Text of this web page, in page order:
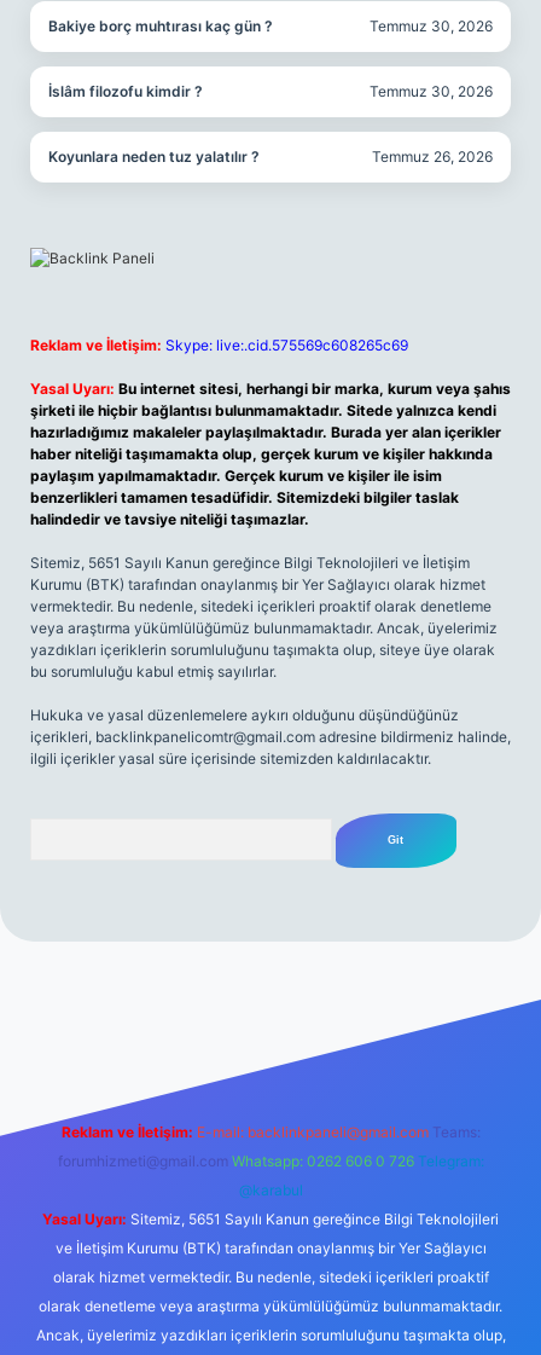
Bakiye borç muhtırası kaç gün ? Temmuz 30, 2026
İslâm filozofu kimdir ? Temmuz 30, 2026
Koyunlara neden tuz yalatılır ? Temmuz 26, 2026
Reklam ve İletişim: Skype: live:.cid.575569c608265c69
Yasal Uyarı: Bu internet sitesi, herhangi bir marka, kurum veya şahıs
şirketi ile hiçbir bağlantısı bulunmamaktadır. Sitede yalnızca kendi
hazırladığımız makaleler paylaşılmaktadır. Burada yer alan içerikler
haber niteliği taşımamakta olup, gerçek kurum ve kişiler hakkında
paylaşım yapılmamaktadır. Gerçek kurum ve kişiler ile isim
benzerlikleri tamamen tesadüfidir. Sitemizdeki bilgiler taslak
halindedir ve tavsiye niteliği taşımazlar.
Sitemiz, 5651 Sayılı Kanun gereğince Bilgi Teknolojileri ve İletişim
Kurumu (BTK) tarafından onaylanmış bir Yer Sağlayıcı olarak hizmet
vermektedir. Bu nedenle, sitedeki içerikleri proaktif olarak denetleme
veya araştırma yükümlülüğümüz bulunmamaktadır. Ancak, üyelerimiz
yazdıkları içeriklerin sorumluluğunu taşımakta olup, siteye üye olarak
bu sorumluluğu kabul etmiş sayılırlar.
Hukuka ve yasal düzenlemelere aykırı olduğunu düşündüğünüz
içerikleri, backlinkpanelicomtr@gmail.com adresine bildirmeniz halinde,
ilgili içerikler yasal süre içerisinde sitemizden kaldırılacaktır.
Reklam ve İletişim: E-mail: backlinkpaneli@gmail.com Teams:
forumhizmeti@gmail.com Whatsapp: 0262 606 0 726 Telegram:
@karabul
Yasal Uyarı: Sitemiz, 5651 Sayılı Kanun gereğince Bilgi Teknolojileri
ve İletişim Kurumu (BTK) tarafından onaylanmış bir Yer Sağlayıcı
olarak hizmet vermektedir. Bu nedenle, sitedeki içerikleri proaktif
olarak denetleme veya araştırma yükümlülüğümüz bulunmamaktadır.
Ancak, üyelerimiz yazdıkları içeriklerin sorumluluğunu taşımakta olup,